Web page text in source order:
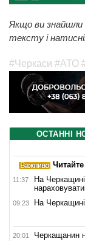
Якщо ви знайшли
тексту і
#Черкаси #АТО
ОСТАННІ
11:37
На
09:23 На
20:01 Черкащанин